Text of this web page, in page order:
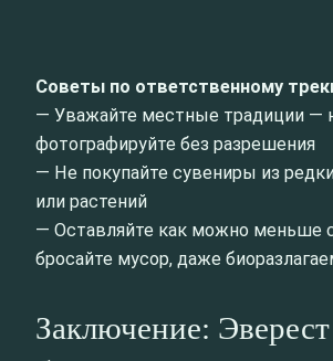
Советы по ответственному
— Уважайте местные традиции —
фотографируйте без разрешения
— Не покупайте сувениры из
или растений
— Оставляйте как можно меньше
бросайте мусор, даже
Заключение: